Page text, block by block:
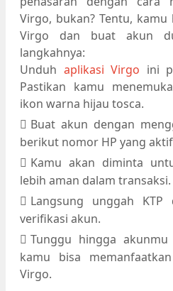
Virgo, bukan? Tentu, kamu
Virgo dan buat akun
langkahnya:
Unduh aplikasi Virgo ini
Pastikan kamu
ikon warna hijau tosca.
Buat akun dengan
berikut nomor HP yang
Kamu akan diminta
lebih aman dalam transaksi.
Langsung unggah
verifikasi akun.
Tunggu hingga
kamu bisa
Virgo.